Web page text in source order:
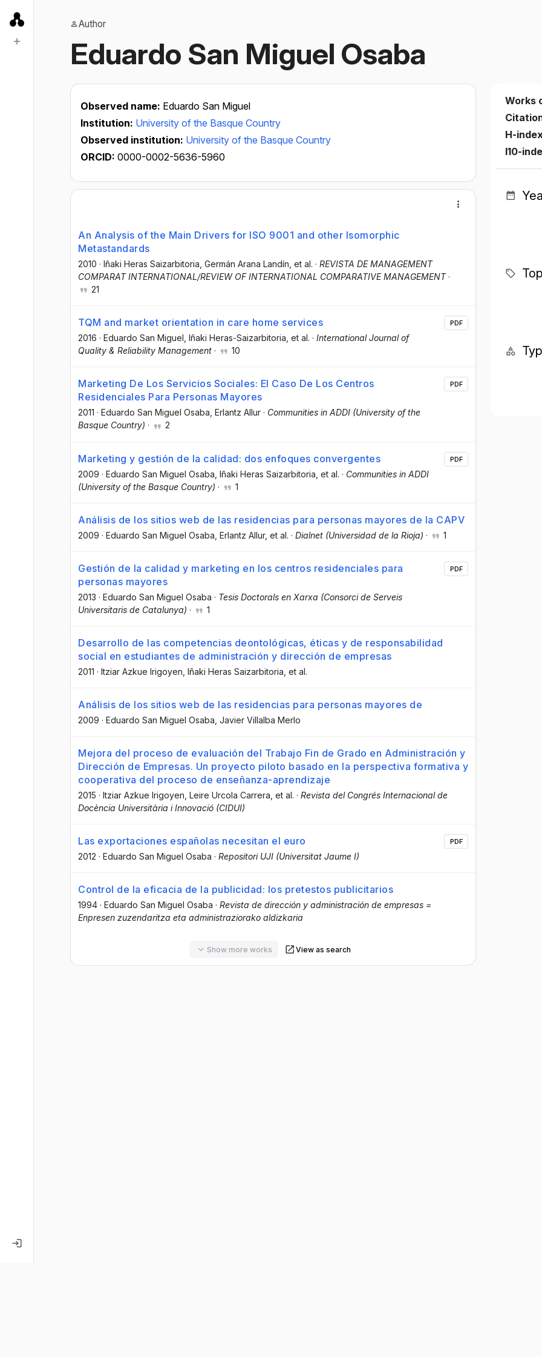
Author
Eduardo San Miguel Osaba
Observed name: Eduardo San Miguel
Institution: University of the Basque Country
Observed institution: University of the Basque Country
ORCID: 0000-0002-5636-5960
An Analysis of the Main Drivers for ISO 9001 and other Isomorphic
Metastandards
2010 · Iñaki Heras Saizarbitoria , Germán Arana Landín , et al. · REVISTA DE MANAGEMENT
COMPARAT INTERNATIONAL/REVIEW OF INTERNATIONAL COMPARATIVE MANAGEMENT·
21
TQM and market orientation in care home services
2016 · Eduardo San Miguel , Iñaki Heras-Saizarbitoria , et al. · International Journal of
Quality & Reliability Management · 10
PDF
Marketing De Los Servicios Sociales: El Caso De Los Centros
Residenciales Para Personas Mayores
2011 · Eduardo San Miguel Osaba , Erlantz Allur · Communities in ADDI (University of the
Basque Country) · 2
PDF
Marketing y gestión de la calidad: dos enfoques convergentes
2009 · Eduardo San Miguel Osaba , Iñaki Heras Saizarbitoria , et al. · Communities in ADDI
(University of the Basque Country) · 1
PDF
Análisis de los sitios web de las residencias para personas mayores de la CAPV
2009 · Eduardo San Miguel Osaba , Erlantz Allur, et al. · Dialnet (Universidad de la Rioja) · 1
Gestión de la calidad y marketing en los centros residenciales para
personas mayores
2013 · Eduardo San Miguel Osaba · Tesis Doctorals en Xarxa (Consorci de Serveis
Universitaris de Catalunya) · 1
PDF
Desarrollo de las competencias deontológicas, éticas y de responsabilidad
social en estudiantes de administración y dirección de empresas
2011 · Itziar Azkue Irigoyen , Iñaki Heras Saizarbitoria , et al.
Análisis de los sitios web de las residencias para personas mayores de
2009 · Eduardo San Miguel Osaba , Javier Villalba Merlo
Mejora del proceso de evaluación del Trabajo Fin de Grado en Administración y
Dirección de Empresas. Un proyecto piloto basado en la perspectiva formativa y
cooperativa del proceso de enseñanza-aprendizaje
2015 · Itziar Azkue Irigoyen , Leire Urcola Carrera , et al. · Revista del Congrés Internacional de
Docència Universitària i Innovació (CIDUI)
Las exportaciones españolas necesitan el euro
2012 · Eduardo San Miguel Osaba · Repositori UJI (Universitat Jaume I)
PDF
Control de la eficacia de la publicidad: los pretestos publicitarios
1994 · Eduardo San Miguel Osaba · Revista de dirección y administración de empresas =
Enpresen zuzendaritza eta administraziorako aldizkaria
Show more works View as search
Works
H-
I10-